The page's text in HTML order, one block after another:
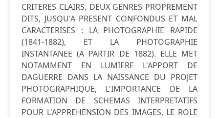
CRITERES CLAIRS, DEUX GENRES PROPREMENT
DITS, JUSQU'A PRESENT CONFONDUS ET MAL
CARACTERISES : LA PHOTOGRAPHIE RAPIDE
(1841-1882), ET LA PHOTOGRAPHIE
INSTANTANEE (A PARTIR DE 1882). ELLE MET
NOTAMMENT EN LUMIERE L'APPORT DE
DAGUERRE DANS LA NAISSANCE DU PROJET
PHOTOGRAPHIQUE, L'IMPORTANCE DE LA
FORMATION DE SCHEMAS INTERPRETATIFS
POUR L'APPREHENSION DES IMAGES, LE ROLE